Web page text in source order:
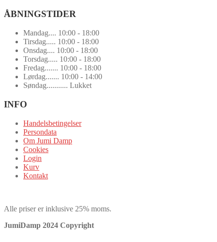
ÅBNINGSTIDER
Mandag.... 10:00 - 18:00
Tirsdag..... 10:00 - 18:00
Onsdag.... 10:00 - 18:00
Torsdag..... 10:00 - 18:00
Fredag....... 10:00 - 18:00
Lørdag....... 10:00 - 14:00
Søndag........... Lukket
INFO
Handelsbetingelser
Persondata
Om Jumi Damp
Cookies
Login
Kurv
Kontakt
Alle priser er inklusive 25% moms.
JumiDamp 2024 Copyright